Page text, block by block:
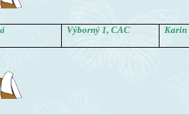
Výborný 1, CAC Karin